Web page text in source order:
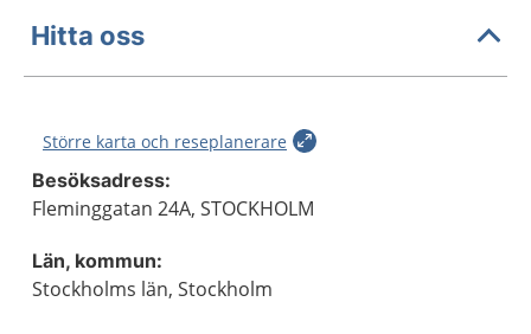
Hitta oss
Större karta och reseplanerare
Besöksadress:
Fleminggatan 24A, STOCKHOLM
Län, kommun:
Stockholms län, Stockholm